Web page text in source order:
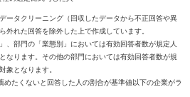
ータクリーニング（回収したデータから不正回答や異
外れた回答を除外した上で作成しています。
、部門の「業態別」においては有効回答者数が規定人
なります。その他の部門においては有効回答者数が規
象となります。
たくないと回答した人の割合が基準値以下の企業がラ